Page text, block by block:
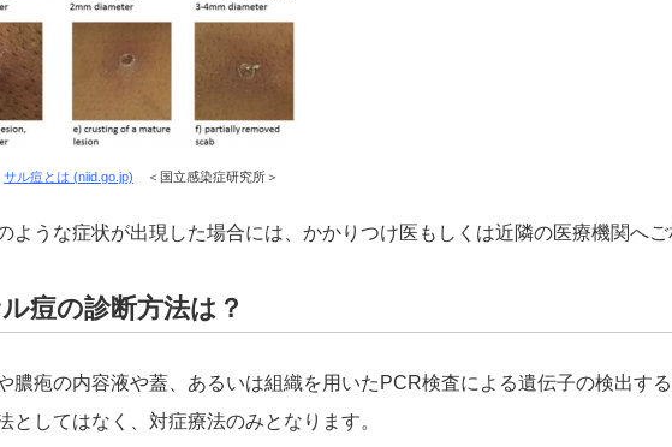
サル痘とは (niid.go.jp) ＜国立感染症研究所＞
ような症状が出現した場合には、かかりつけ医もしくは近隣の医療機関へご
痘の診断方法は？
膿疱の内容液や蓋、あるいは組織を用いたPCR検査による遺伝子の検出す
としてはなく、対症療法のみとなります。